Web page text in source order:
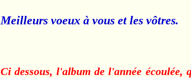
Meilleurs voeux à vous et les vôtres.
Ci dessous, l'album de l'année écoulée,